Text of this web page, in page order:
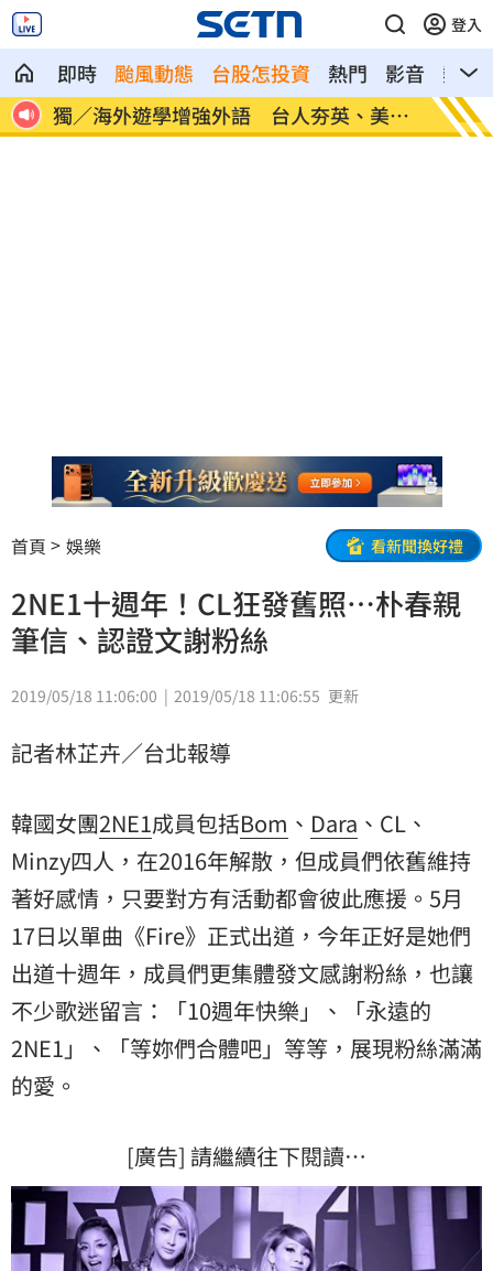
登入
即時 颱風動態 台股怎投資 熱門 影音
熱搜
30
獨／海外遊學增強外語 台人夯英、美、
加
長尾
因
首頁 娛樂 看新聞換好禮
2NE1十週年！CL狂發舊照⋯朴春親
筆信、認證文謝粉絲
2019/05/18 11:06:00 2019/05/18 11:06:55 更新
記者林芷卉／台北報導
韓國女團2NE1成員包括Bom 、 Dara 、CL、
Minzy四人，在2016年解散，但成員們依舊維持
著好感情，只要對方有活動都會彼此應援。5月
17日以單曲《Fire》正式出道，今年正好是她們
出道十週年，成員們更集體發文感謝粉絲，也讓
不少歌迷留言：「10週年快樂」、「永遠的
2NE1」、「等妳們合體吧」等等，展現粉絲滿滿
的愛。
[廣告] 請繼續往下閱讀…